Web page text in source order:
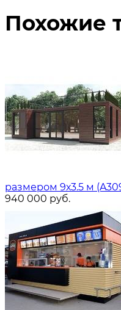
Похожие
размером 9х3.5 м
940 000 руб.